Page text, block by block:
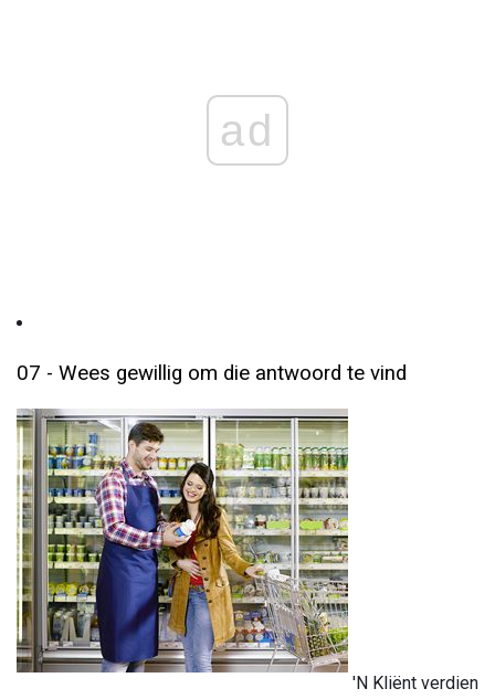
ad
07 - Wees gewillig om die antwoord te vind
'N Kliënt verdien